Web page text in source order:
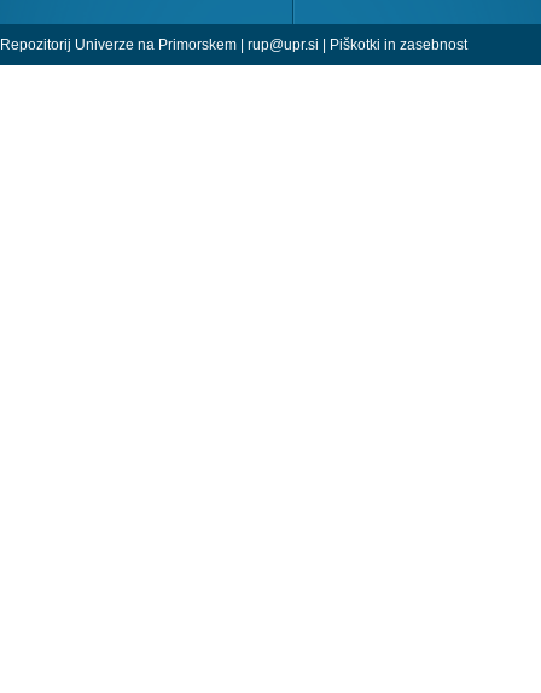
Repozitorij Univerze na Primorskem | rup@upr.si | Piškotki in zasebnost